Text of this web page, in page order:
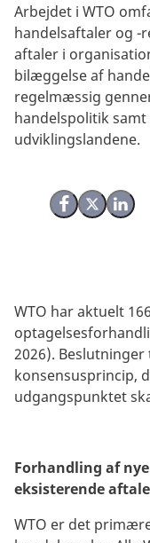
Del på Facebook
Del på X
Del
Arbejdet i WTO
handelsaftaler og -
aftaler i
bilæggelse af
regelmæssig
handelspolitik
udviklingslandene.
WTO har aktuelt
2026).
konsensusprincip,
udgangspunktet
Forhandling af
eksisterende
WTO er det